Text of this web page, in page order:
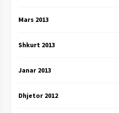
Mars 2013
Shkurt 2013
Janar 2013
Dhjetor 2012